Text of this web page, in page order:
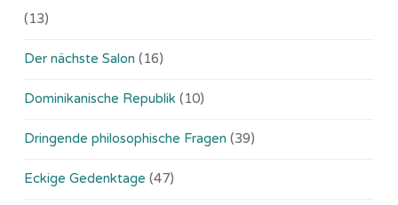
(13)
Der nächste Salon (16)
Dominikanische Republik (10)
Dringende philosophische Fragen (39)
Eckige Gedenktage (47)